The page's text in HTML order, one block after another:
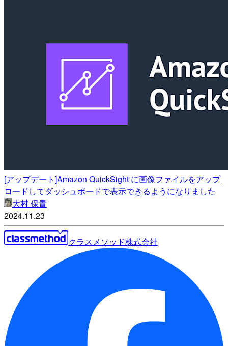
[アップデート]Amazon QuickSight に画像ファイルをアップ
ロードしてダッシュボードで表示できるようになりました
大村 保貴
2024.11.23
クラスメソッド株式会社